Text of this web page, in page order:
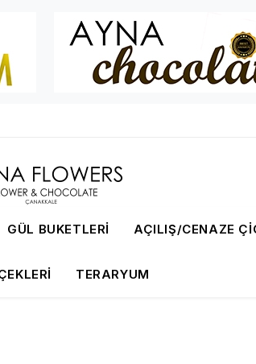
GÜL BUKETLERI AÇILIŞ/CENAZE
TERARYUM